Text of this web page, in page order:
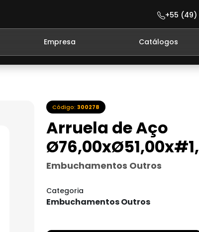
+55
Empresa Catálogos
Código: 300278
Arruela de Aço
Embuchamentos Outros
Categoria
Embuchamentos Outros